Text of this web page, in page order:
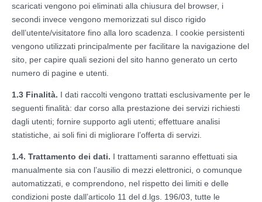
scaricati vengono poi eliminati alla chiusura del browser, i
secondi invece vengono memorizzati sul disco rigido
dell’utente/visitatore fino alla loro scadenza. I cookie persistenti
vengono utilizzati principalmente per facilitare la navigazione del
sito, per capire quali sezioni del sito hanno generato un certo
numero di pagine e utenti.
1.3 Finalità. I dati raccolti vengono trattati esclusivamente per le
seguenti finalità: dar corso alla prestazione dei servizi richiesti
dagli utenti; fornire supporto agli utenti; effettuare analisi
statistiche, ai soli fini di migliorare l’offerta di servizi.
1.4. Trattamento dei dati. I trattamenti saranno effettuati sia
manualmente sia con l’ausilio di mezzi elettronici, o comunque
automatizzati, e comprendono, nel rispetto dei limiti e delle
condizioni poste dall’articolo 11 del d.lgs. 196/03, tutte le